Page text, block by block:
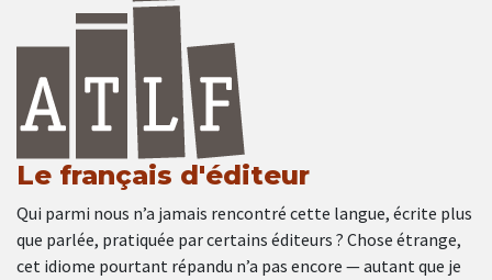
Le français d'éditeur
Qui parmi nous n’a jamais rencontré cette langue, écrite plus
que parlée, pratiquée par certains éditeurs ? Chose étrange,
cet idiome pourtant répandu n’a pas encore — autant que je